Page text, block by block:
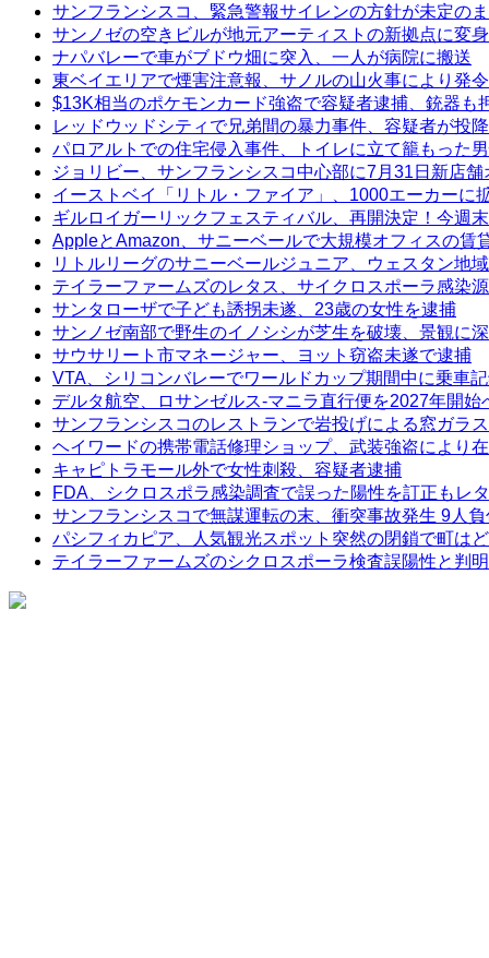
サンフランシスコ、緊急警報サイレンの方針が未定の
サンノゼの空きビルが地元アーティストの新拠点に変身
ナパバレーで車がブドウ畑に突入、一人が病院に搬送
東ベイエリアで煙害注意報、サノルの山火事により発令
$13K相当のポケモンカード強盗で容疑者逮捕、銃器も
レッドウッドシティで兄弟間の暴力事件、容疑者が投降
パロアルトでの住宅侵入事件、トイレに立て籠もった
ジョリビー、サンフランシスコ中心部に7月31日新店舗
イーストベイ「リトル・ファイア」、1000エーカーに
ギルロイガーリックフェスティバル、再開決定！今週
AppleとAmazon、サニーベールで大規模オフィスの賃
リトルリーグのサニーベールジュニア、ウェスタン地
テイラーファームズのレタス、サイクロスポーラ感染
サンタローザで子ども誘拐未遂、23歳の女性を逮捕
サンノゼ南部で野生のイノシシが芝生を破壊、景観に
サウサリート市マネージャー、ヨット窃盗未遂で逮捕
VTA、シリコンバレーでワールドカップ期間中に乗車
デルタ航空、ロサンゼルス-マニラ直行便を2027年開始
サンフランシスコのレストランで岩投げによる窓ガラ
ヘイワードの携帯電話修理ショップ、武装強盗により
キャピトラモール外で女性刺殺、容疑者逮捕
FDA、シクロスポラ感染調査で誤った陽性を訂正もレ
サンフランシスコで無謀運転の末、衝突事故発生 9人負
パシフィカピア、人気観光スポット突然の閉鎖で町は
テイラーファームズのシクロスポーラ検査誤陽性と判